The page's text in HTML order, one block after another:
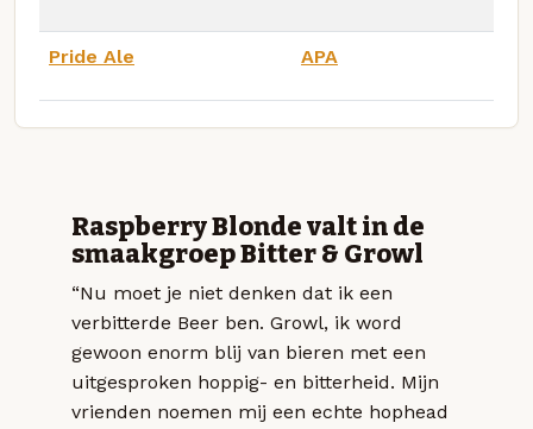
Pride Ale APA
Raspberry Blonde valt in de
smaakgroep Bitter & Growl
“Nu moet je niet denken dat ik een
verbitterde Beer ben. Growl, ik word
gewoon enorm blij van bieren met een
uitgesproken hoppig- en bitterheid. Mijn
vrienden noemen mij een echte hophead